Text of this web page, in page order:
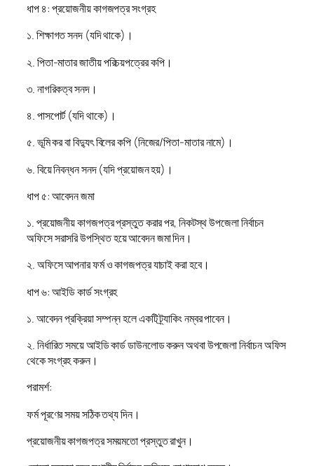
ধাপ ৪: প্রয়োজনীয় কাগজপত্র সংগ্রহ
১. শিক্ষাগত সনদ (যদি থাকে)।
২. পিতা-মাতার জাতীয় পরিচয়পত্রের কপি।
৩. নাগরিকত্ব সনদ।
৪. পাসপোর্ট (যদি থাকে)।
৫. ভূমি কর বা বিদ্যুৎ বিলের কপি (নিজের/পিতা-মাতার নামে)।
৬. বিয়ে নিবন্ধন সনদ (যদি প্রয়োজন হয়)।
ধাপ ৫: আবেদন জমা
১. প্রয়োজনীয় কাগজপত্র প্রস্তুত করার পর, নিকটস্থ উপজেলা নির্বাচন
অফিসে সরাসরি উপস্থিত হয়ে আবেদন জমা দিন।
২. অফিসে আপনার ফর্ম ও কাগজপত্র যাচাই করা হবে।
ধাপ ৬: আইডি কার্ড সংগ্রহ
১. আবেদন প্রক্রিয়া সম্পন্ন হলে একটি ট্র্যাকিং নম্বর পাবেন।
২. নির্ধারিত সময়ে আইডি কার্ড ডাউনলোড করুন অথবা উপজেলা নির্বাচন অফিস
থেকে সংগ্রহ করুন।
পরামর্শ:
ফর্ম পূরণের সময় সঠিক তথ্য দিন।
প্রয়োজনীয় কাগজপত্র সময়মতো প্রস্তুত রাখুন।